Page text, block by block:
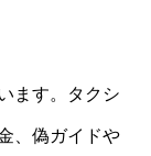
ます。タクシ
、偽ガイドや